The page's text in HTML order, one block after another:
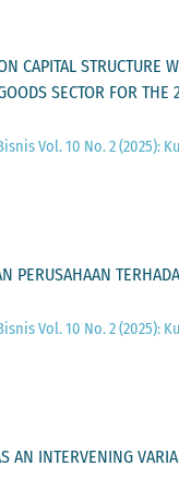
CAPITAL STRUCTURE
SECTOR FOR THE
Vol. 10 No. 2 (2025):
PERUSAHAAN
Vol. 10 No. 2 (2025):
AN INTERVENING